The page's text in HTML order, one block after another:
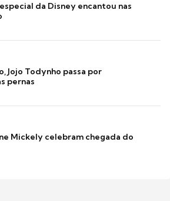
da Disney encantou nas
Jojo Todynho passa por
pernas
Mickely celebram chegada do